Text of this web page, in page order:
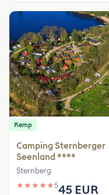
Kemp
Camping Sternberger
Seenland ****
Sternberg
★ ★ ★ ★ ★545 EUR